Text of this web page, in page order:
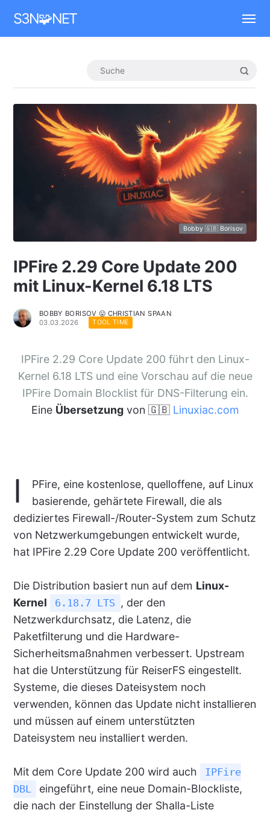
S3N🧩NET
Bobby 🇬🇧 Borisov
IPFire 2.29 Core Update 200
mit Linux-Kernel 6.18 LTS
BOBBY BORISOV 😛 CHRISTIAN SPAAN
03.03.2026
TOOL TIME
IPFire 2.29 Core Update 200 führt den Linux-
Kernel 6.18 LTS und eine Vorschau auf die neue
IPFire Domain Blocklist für DNS-Filterung ein.
Eine Übersetzungvon 🇬🇧 Linuxiac.com
I
PFire, eine kostenlose, quelloffene, auf Linux
basierende, gehärtete Firewall, die als
dediziertes Firewall-/Router-System zum Schutz
von Netzwerkumgebungen entwickelt wurde,
hat IPFire 2.29 Core Update 200 veröffentlicht.
Die Distribution basiert nun auf dem Linux-
Kernel
6.18.7 LTS , der den
Netzwerkdurchsatz, die Latenz, die
Paketfilterung und die Hardware-
Sicherheitsmaßnahmen verbessert. Upstream
hat die Unterstützung für ReiserFS eingestellt.
Systeme, die dieses Dateisystem noch
verwenden, können das Update nicht installieren
und müssen auf einem unterstützten
Dateisystem neu installiert werden.
Mit dem Core Update 200 wird auch
IPFire
DBL
eingeführt, eine neue Domain-Blockliste,
die nach der Einstellung der Shalla-Liste